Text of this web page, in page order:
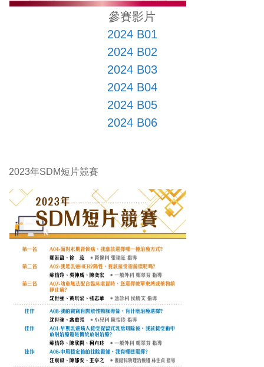
參賽影片
2024 B01
2024 B02
2024 B03
2024 B04
2024 B05
2024 B06
2023年SDM短片競賽